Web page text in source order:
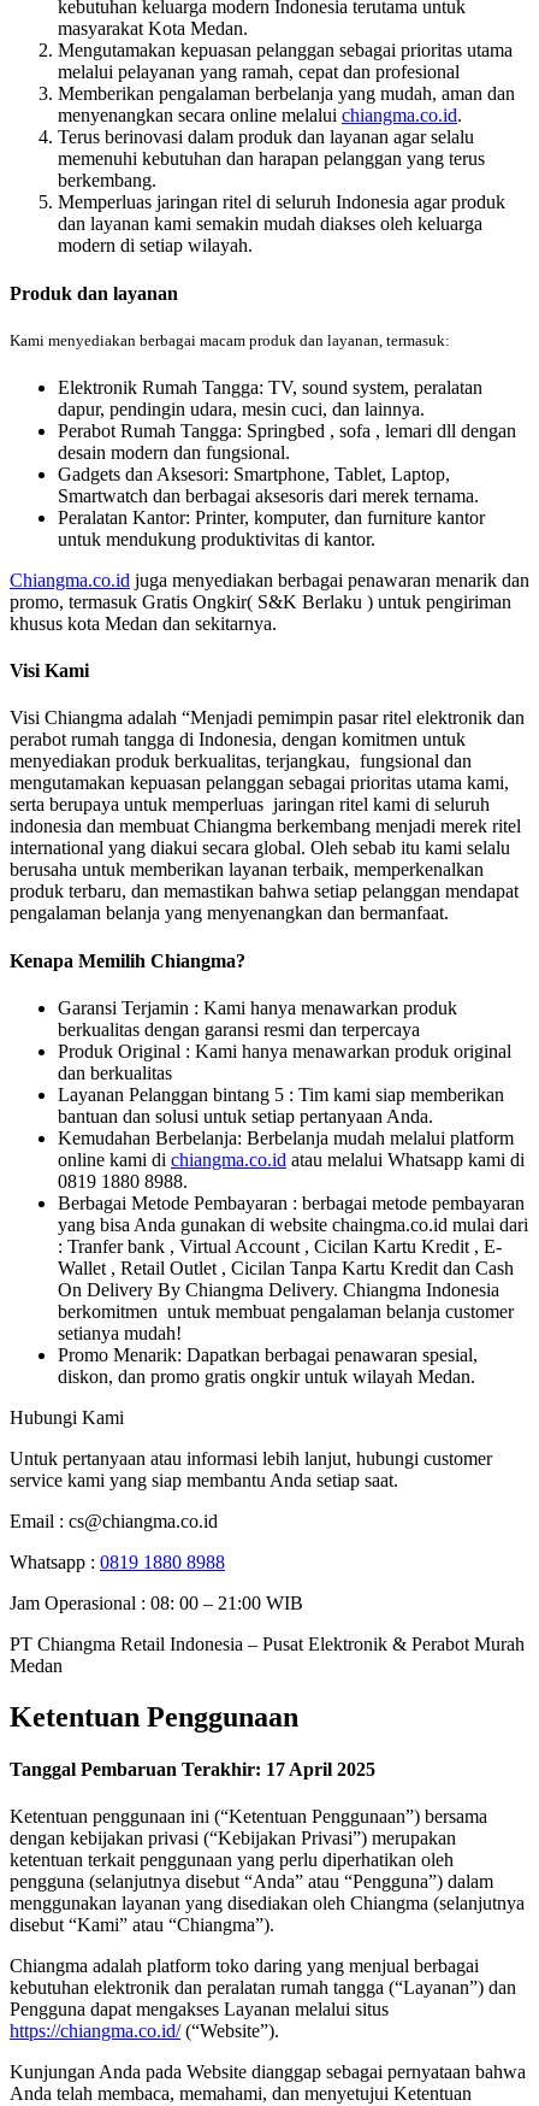
kebutuhan keluarga modern Indonesia terutama untuk
masyarakat Kota Medan.
Mengutamakan kepuasan pelanggan sebagai prioritas utama
melalui pelayanan yang ramah, cepat dan profesional
Memberikan pengalaman berbelanja yang mudah, aman dan
menyenangkan secara online melalui chiangma.co.id.
Terus berinovasi dalam produk dan layanan agar selalu
memenuhi kebutuhan dan harapan pelanggan yang terus
berkembang.
Memperluas jaringan ritel di seluruh Indonesia agar produk
dan layanan kami semakin mudah diakses oleh keluarga
modern di setiap wilayah.
Produk dan layanan
Kami menyediakan berbagai macam produk dan layanan, termasuk:
Elektronik Rumah Tangga: TV, sound system, peralatan
dapur, pendingin udara, mesin cuci, dan lainnya.
Perabot Rumah Tangga: Springbed , sofa , lemari dll dengan
desain modern dan fungsional.
Gadgets dan Aksesori: Smartphone, Tablet, Laptop,
Smartwatch dan berbagai aksesoris dari merek ternama.
Peralatan Kantor: Printer, komputer, dan furniture kantor
untuk mendukung produktivitas di kantor.
Chiangma.co.id juga menyediakan berbagai penawaran menarik dan
promo, termasuk Gratis Ongkir( S&K Berlaku ) untuk pengiriman
khusus kota Medan dan sekitarnya.
Visi Kami
Visi Chiangma adalah “Menjadi pemimpin pasar ritel elektronik dan
perabot rumah tangga di Indonesia, dengan komitmen untuk
menyediakan produk berkualitas, terjangkau, fungsional dan
mengutamakan kepuasan pelanggan sebagai prioritas utama kami,
serta berupaya untuk memperluas jaringan ritel kami di seluruh
indonesia dan membuat Chiangma berkembang menjadi merek ritel
international yang diakui secara global. Oleh sebab itu kami selalu
berusaha untuk memberikan layanan terbaik, memperkenalkan
produk terbaru, dan memastikan bahwa setiap pelanggan mendapat
pengalaman belanja yang menyenangkan dan bermanfaat.
Kenapa Memilih Chiangma?
Garansi Terjamin : Kami hanya menawarkan produk
berkualitas dengan garansi resmi dan terpercaya
Produk Original : Kami hanya menawarkan produk original
dan berkualitas
Layanan Pelanggan bintang 5 : Tim kami siap memberikan
bantuan dan solusi untuk setiap pertanyaan Anda.
Kemudahan Berbelanja: Berbelanja mudah melalui platform
online kami di chiangma.co.id atau melalui Whatsapp kami di
0819 1880 8988.
Berbagai Metode Pembayaran : berbagai metode pembayaran
yang bisa Anda gunakan di website chaingma.co.id mulai dari
: Tranfer bank , Virtual Account , Cicilan Kartu Kredit , E-
Wallet , Retail Outlet , Cicilan Tanpa Kartu Kredit dan Cash
On Delivery By Chiangma Delivery. Chiangma Indonesia
berkomitmen untuk membuat pengalaman belanja customer
setianya mudah!
Promo Menarik: Dapatkan berbagai penawaran spesial,
diskon, dan promo gratis ongkir untuk wilayah Medan.
Hubungi Kami
Untuk pertanyaan atau informasi lebih lanjut, hubungi customer
service kami yang siap membantu Anda setiap saat.
Email : cs@chiangma.co.id
Whatsapp : 0819 1880 8988
Jam Operasional : 08: 00 – 21:00 WIB
PT Chiangma Retail Indonesia – Pusat Elektronik & Perabot Murah
Medan
Ketentuan Penggunaan
Tanggal Pembaruan Terakhir: 17 April 2025
Ketentuan penggunaan ini (“Ketentuan Penggunaan”) bersama
dengan kebijakan privasi (“Kebijakan Privasi”) merupakan
ketentuan terkait penggunaan yang perlu diperhatikan oleh
pengguna (selanjutnya disebut “Anda” atau “Pengguna”) dalam
menggunakan layanan yang disediakan oleh Chiangma (selanjutnya
disebut “Kami” atau “Chiangma”).
Chiangma adalah platform toko daring yang menjual berbagai
kebutuhan elektronik dan peralatan rumah tangga (“Layanan”) dan
Pengguna dapat mengakses Layanan melalui situs
https://chiangma.co.id/(“Website”).
Kunjungan Anda pada Website dianggap sebagai pernyataan bahwa
Anda telah membaca, memahami, dan menyetujui Ketentuan